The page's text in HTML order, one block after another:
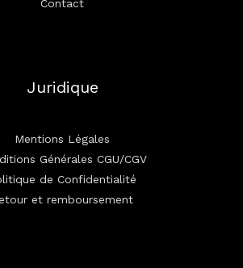
Contact
Juridique
Mentions Légales
Générales CGU/CGV
de Confidentialité
et remboursement